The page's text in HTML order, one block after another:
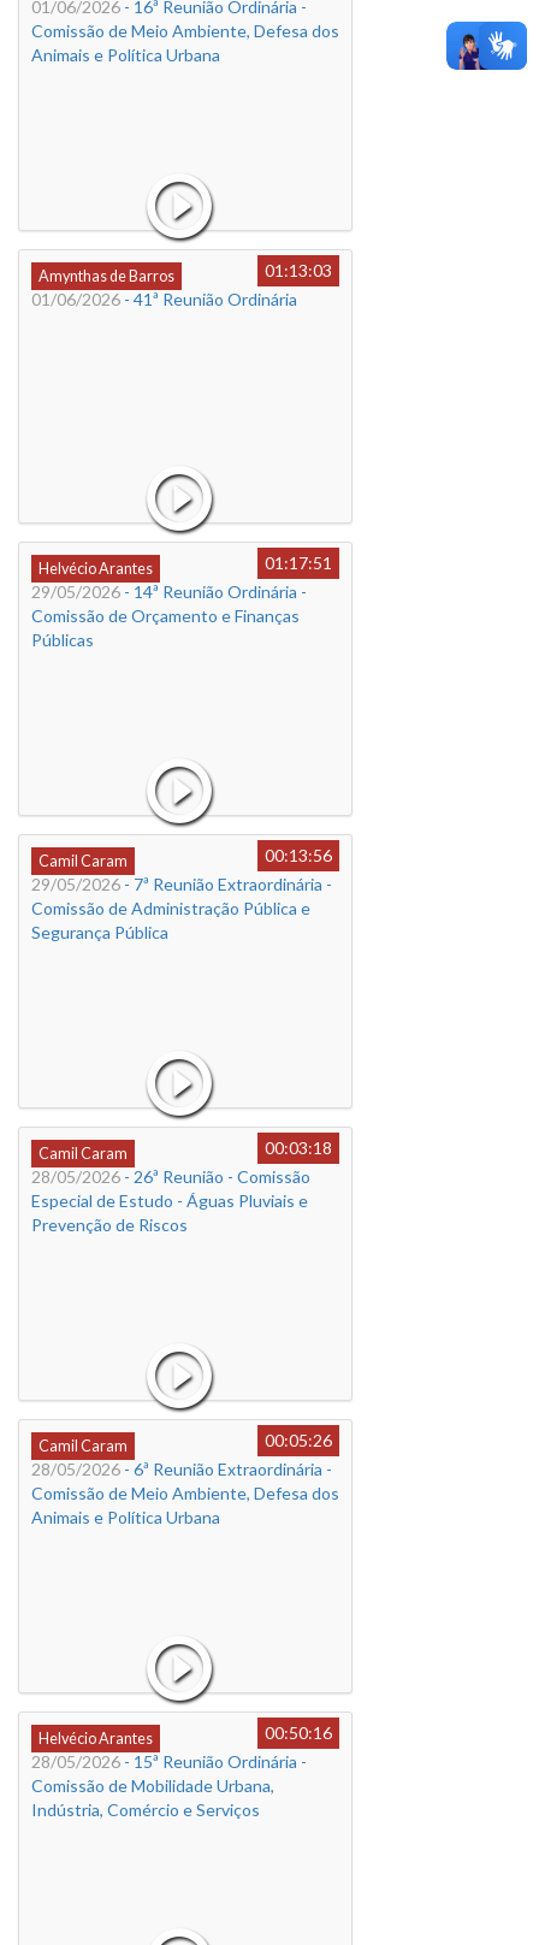
01/06/2026 - 16ª Reunião Ordinária -
Comissão de Meio Ambiente, Defesa dos
Animais e Política Urbana
Amynthas de Barros
01:13:03
01/06/2026 - 41ª Reunião Ordinária
Helvécio Arantes
01:17:51
29/05/2026 - 14ª Reunião Ordinária -
Comissão de Orçamento e Finanças
Públicas
Camil Caram
00:13:56
29/05/2026 - 7ª Reunião Extraordinária -
Comissão de Administração Pública e
Segurança Pública
Camil Caram
00:03:18
28/05/2026 - 26ª Reunião - Comissão
Especial de Estudo - Águas Pluviais e
Prevenção de Riscos
Camil Caram
00:05:26
28/05/2026 - 6ª Reunião Extraordinária -
Comissão de Meio Ambiente, Defesa dos
Animais e Política Urbana
Helvécio Arantes
00:50:16
28/05/2026 - 15ª Reunião Ordinária -
Comissão de Mobilidade Urbana,
Indústria, Comércio e Serviços